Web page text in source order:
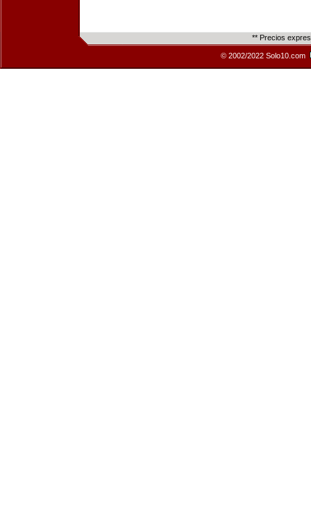
** Precios
© 2002/2022 Solo10.com